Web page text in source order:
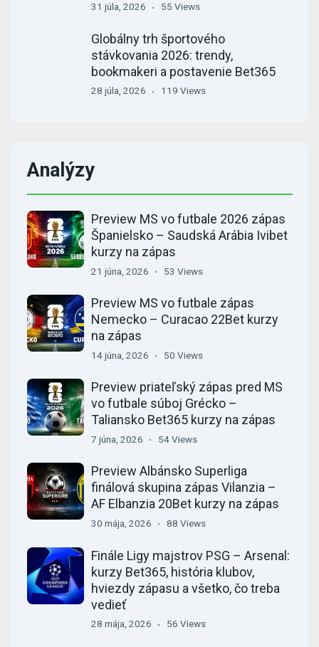
31 júla, 2026 55 Views
Globálny trh športového
stávkovania 2026: trendy,
bookmakeri a postavenie Bet365
28 júla, 2026 119 Views
Analýzy
Preview MS vo futbale 2026 zápas
Španielsko – Saudská Arábia Ivibet
kurzy na zápas
21 júna, 2026 53 Views
Preview MS vo futbale zápas
Nemecko – Curacao 22Bet kurzy
na zápas
14 júna, 2026 50 Views
Preview priateľský zápas pred MS
vo futbale súboj Grécko –
Taliansko Bet365 kurzy na zápas
7 júna, 2026 54 Views
Preview Albánsko Superliga
finálová skupina zápas Vilanzia –
AF Elbanzia 20Bet kurzy na zápas
30 mája, 2026 88 Views
Finále Ligy majstrov PSG – Arsenal:
kurzy Bet365, história klubov,
hviezdy zápasu a všetko, čo treba
vedieť
28 mája, 2026 56 Views